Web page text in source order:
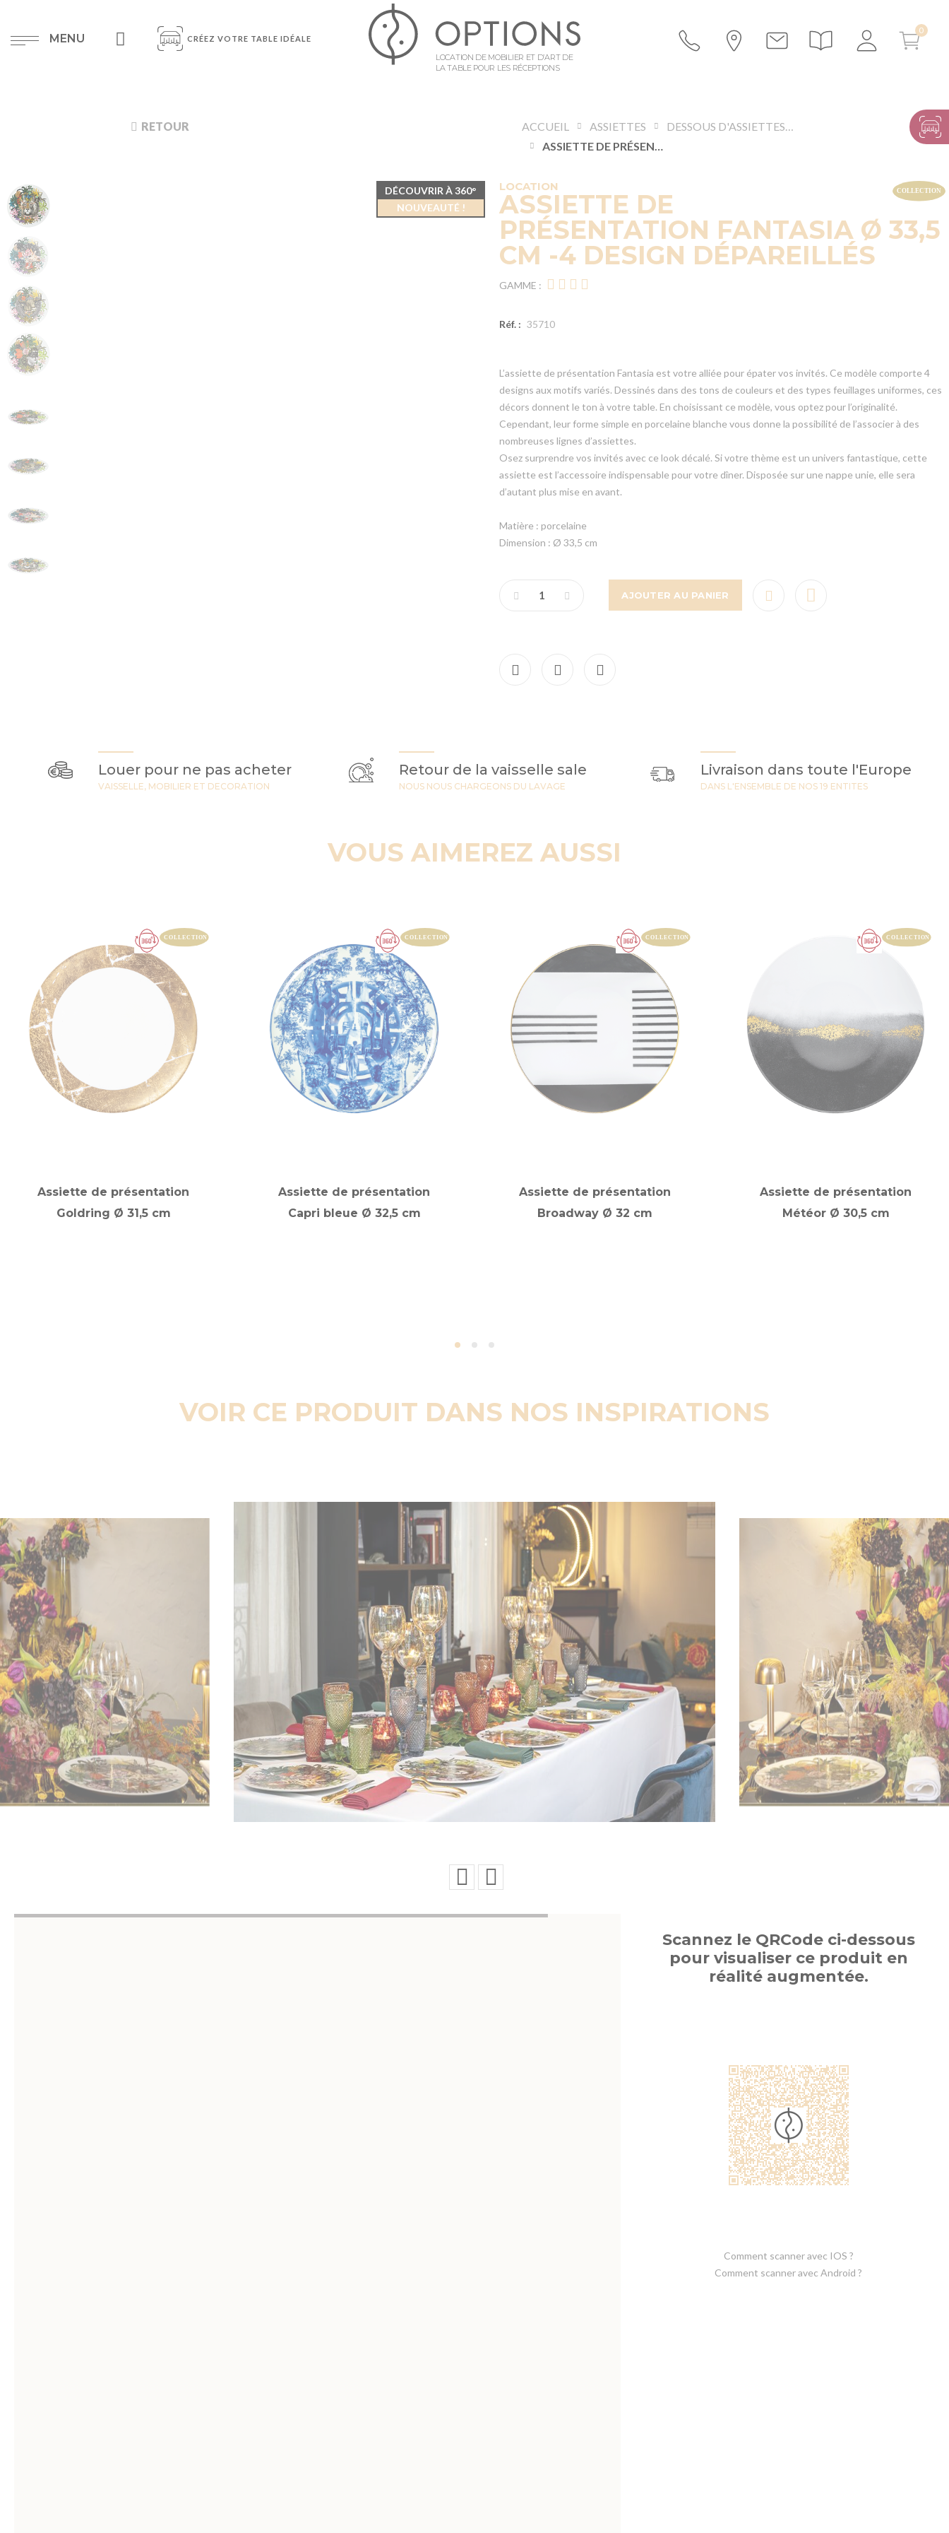
MENU CRÉEZ VOTRE TABLE IDÉALE
LOCATION DE MOBILIER ET D’ART DE
LA TABLE POUR LES RÉCEPTIONS
RETOUR ACCUEIL ASSIETTES
DESSOUS D'ASSIETTES ET ASSIETTES DE PRÉSENTATION
ASSIETTE DE PRÉSENTATION FANTASIA Ø 33,5 CM -4 DESIGN DÉPAREILLÉS
LOCATION
ASSIETTE DE
PRÉSENTATION FANTASIA Ø 33,5
CM -4 DESIGN DÉPAREILLÉS
GAMME :
Réf. : 35710
L’assiette de présentation Fantasia est votre alliée pour épater vos invités. Ce modèle comporte 4
designs aux motifs variés. Dessinés dans des tons de couleurs et des types feuillages uniformes, ces
décors donnent le ton à votre table. En choisissant ce modèle, vous optez pour l’originalité.
Cependant, leur forme simple en porcelaine blanche vous donne la possibilité de l’associer à des
nombreuses lignes d’assiettes.
Osez surprendre vos invités avec ce look décalé. Si votre thème est un univers fantastique, cette
assiette est l’accessoire indispensable pour votre dîner. Disposée sur une nappe unie, elle sera
d’autant plus mise en avant.
Matière : porcelaine
Dimension : Ø 33,5 cm
AJOUTER AU PANIER
DÉCOUVRIR À 360°
NOUVEAUTÉ !
Louer pour ne pas acheter
VAISSELLE, MOBILIER ET DECORATION
Retour de la vaisselle sale
NOUS NOUS CHARGEONS DU LAVAGE
Livraison dans toute l'Europe
DANS L'ENSEMBLE DE NOS 19 ENTITES
VOUS AIMEREZ AUSSI
Assiette de présentation
Goldring Ø 31,5 cm
Assiette de présentation
Capri bleue Ø 32,5 cm
Assiette de présentation
Broadway Ø 32 cm
Assiette de présentation
Météor Ø 30,5 cm
VOIR CE PRODUIT DANS NOS INSPIRATIONS
Scannez le QRCode ci-dessous
pour visualiser ce produit en
réalité augmentée.
Comment scanner avec IOS ?
Comment scanner avec Android ?